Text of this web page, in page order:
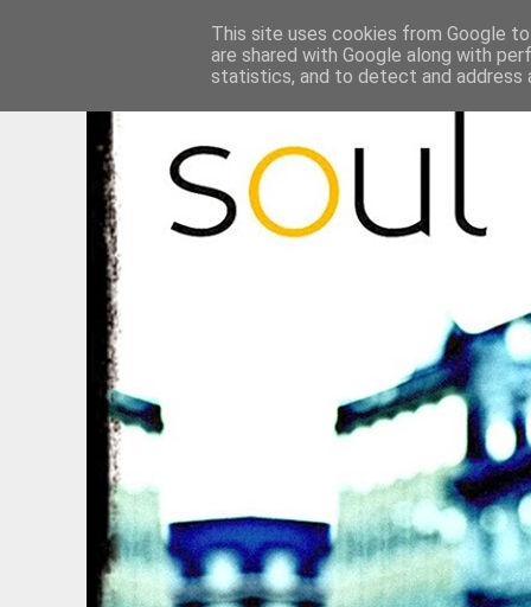
This site uses cookies from Google
are shared with Google along with
statistics, and to detect and address